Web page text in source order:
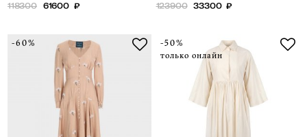
118300 61600 ₽ 123900 33300 ₽
-60%
-50%
только онлайн